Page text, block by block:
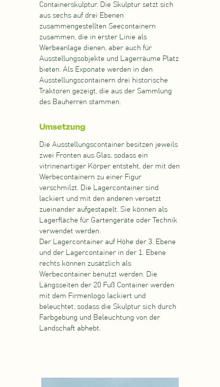
Containerskulptur. Die Skulptur setzt sich
aus sechs auf drei Ebenen
zusammengestellten Seecontainern
zusammen, die in erster Linie als
Werbeanlage dienen, aber auch für
Ausstellungsobjekte und Lagerräume Platz
bieten. Als Exponate werden in den
Ausstellungscontainern drei historische
Traktoren gezeigt, die aus der Sammlung
des Bauherren stammen.
Umsetzung
Die Ausstellungscontainer besitzen jeweils
zwei Fronten aus Glas, sodass ein
vitrinenartiger Körper entsteht, der mit den
Werbecontainern zu einer Figur
verschmilzt. Die Lagercontainer sind
lackiert und mit den anderen versetzt
zueinander aufgestapelt. Sie können als
Lagerfläche für Gartengeräte oder Technik
verwendet werden.
Der Lagercontainer auf Höhe der 3. Ebene
und der Lagercontainer in der 1. Ebene
rechts können zusätzlich als
Werbecontainer benutzt werden. Die
Längsseiten der 20 Fuß Container werden
mit dem Firmenlogo lackiert und
beleuchtet, sodass die Skulptur sich durch
Farbgebung und Beleuchtung von der
Landschaft abhebt.